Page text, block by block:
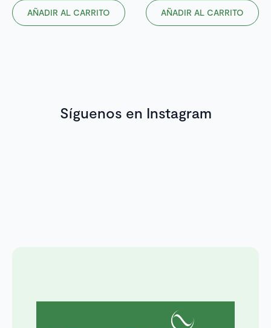
AÑADIR AL CARRITO AÑADIR AL CARRITO
Síguenos en Instagram